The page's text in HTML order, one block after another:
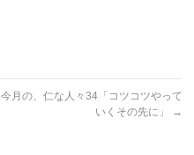
今月の、仁な人々34「コツコツやって
いくその先に」
→